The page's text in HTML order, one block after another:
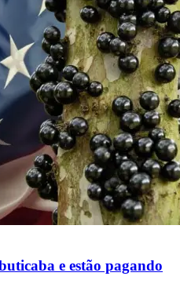
e estão pagando